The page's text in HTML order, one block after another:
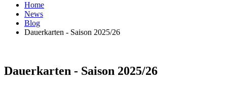
Home
News
Blog
Dauerkarten - Saison 2025/26
Dauerkarten - Saison 2025/26